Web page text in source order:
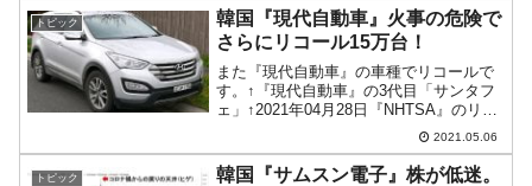
す。KOSPIは「3,941」まで下落して...
トピック
韓国『現代自動車』火事の危険で
さらにリコール15万台！
また『現代自動車』の車種でリコールで
す。↑『現代自動車』の3代目「サンタフ
ェ」↑2021年04月28日『NHTSA』のリコ
ールリポートアメリカ合衆国『NHTSA』
（National Highway Traffic Safety
Admini...
2021.05.06
トピック
韓国『サムスン電子』株が低迷。